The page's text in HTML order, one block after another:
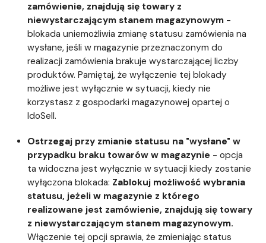
zamówienie, znajdują się towary z
niewystarczającym stanem magazynowym -
blokada uniemożliwia zmianę statusu zamówienia na
wysłane, jeśli w magazynie przeznaczonym do
realizacji zamówienia brakuje wystarczającej liczby
produktów. Pamiętaj, że wyłączenie tej blokady
możliwe jest wyłącznie w sytuacji, kiedy nie
korzystasz z gospodarki magazynowej opartej o
IdoSell.
Ostrzegaj przy zmianie statusu na "wysłane" w
przypadku braku towarów w magazynie - opcja
ta widoczna jest wyłącznie w sytuacji kiedy zostanie
wyłączona blokada: Zablokuj możliwość wybrania
statusu, jeżeli w magazynie z którego
realizowane jest zamówienie, znajdują się towary
z niewystarczającym stanem magazynowym.
Włączenie tej opcji sprawia, że zmieniając status